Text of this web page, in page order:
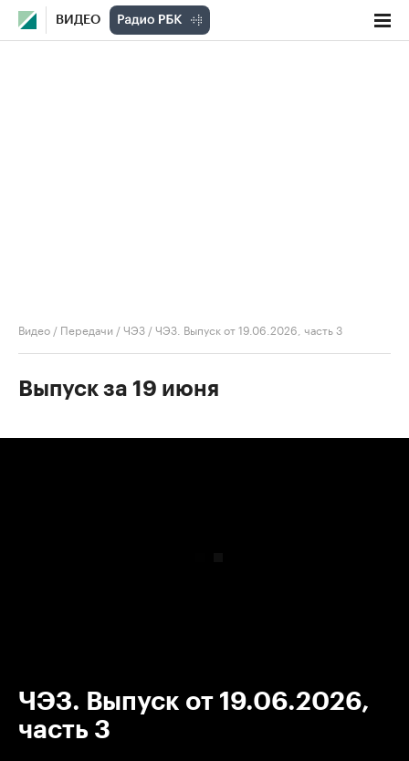
ВИДЕО
Видео / Передачи /ЧЭЗ /ЧЭЗ. Выпуск от 19.06.2026, часть 3
Выпуск за 19 июня
ЧЭЗ. Выпуск от 19.06.2026,
часть 3